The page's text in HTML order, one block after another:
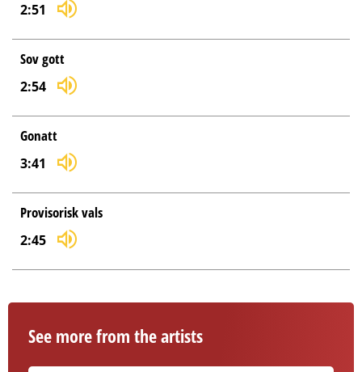
2:51
Sov gott
2:54
Gonatt
3:41
Provisorisk vals
2:45
See more from the artists